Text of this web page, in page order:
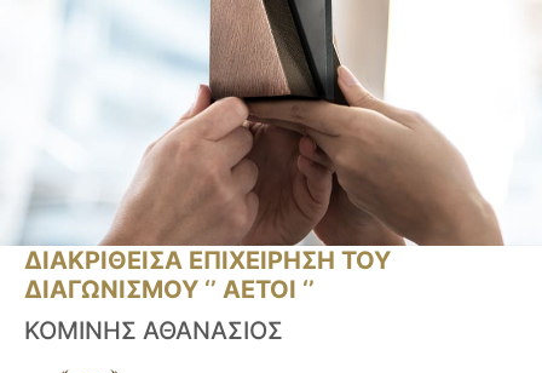
ΔΙΑΚΡΙΘΕΙΣΑ ΕΠΙΧΕΙΡΗΣΗ ΤΟΥ
ΔΙΑΓΩΝΙΣΜΟΥ ‘’ ΑΕΤΟΙ ‘’
ΚΟΜΙΝΗΣ ΑΘΑΝΑΣΙΟΣ